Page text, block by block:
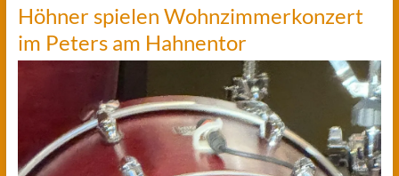
Höhner spielen Wohnzimmerkonzert
im Peters am Hahnentor